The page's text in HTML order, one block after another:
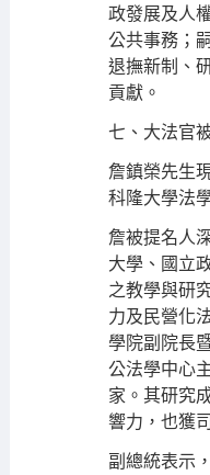
政發展及人
公共事務；
退撫新制、
貢獻。
七、大法官
詹鎮榮先生
科隆大學法
詹被提名人
大學、國立
之教學與研
力及民營化
學院副院長
公法學中心
家。其研究
響力，也獲
副總統表示